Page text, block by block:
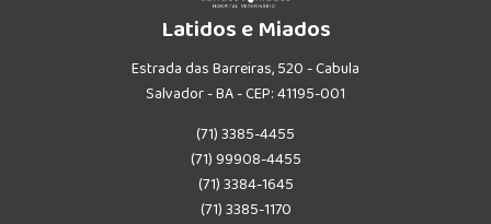
Latidos e Miados
Estrada das Barreiras, 520 - Cabula
Salvador - BA - CEP: 41195-001
(71) 3385-4455
(71) 99908-4455
(71) 3384-1645
(71) 3385-1170